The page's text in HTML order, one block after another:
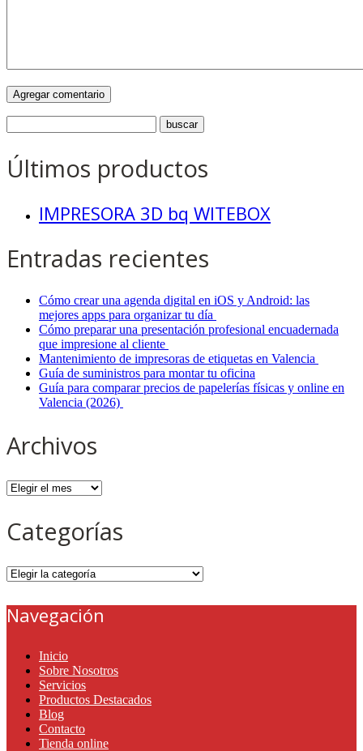
Últimos productos
IMPRESORA 3D bq WITEBOX
Entradas recientes
Cómo crear una agenda digital en iOS y Android: las
mejores apps para organizar tu día
Cómo preparar una presentación profesional encuadernada
que impresione al cliente
Mantenimiento de impresoras de etiquetas en Valencia
Guía de suministros para montar tu oficina
Guía para comparar precios de papelerías físicas y online en
Valencia (2026)
Archivos
Archivos
Categorías
Categorías
Navegación
Inicio
Sobre Nosotros
Servicios
Productos Destacados
Blog
Contacto
Tienda online